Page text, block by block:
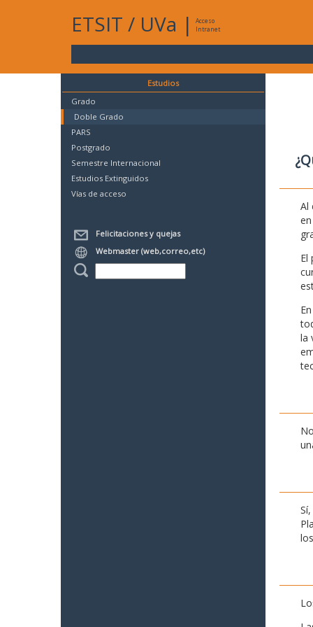
ETSIT / UVa |
Acceso
Intranet
Estudios
Grado
Doble Grado
PARS
Postgrado
Semestre Internacional
Estudios Extinguidos
Vías de acceso
Felicitaciones y quejas
Webmaster (web,correo,etc)
Al
El
la